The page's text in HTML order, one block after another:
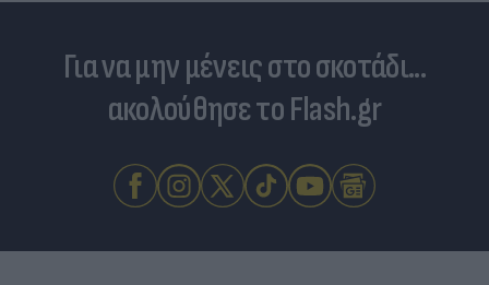
Για να μην μένεις στο σκοτάδι...
ακολούθησε το Flash.gr